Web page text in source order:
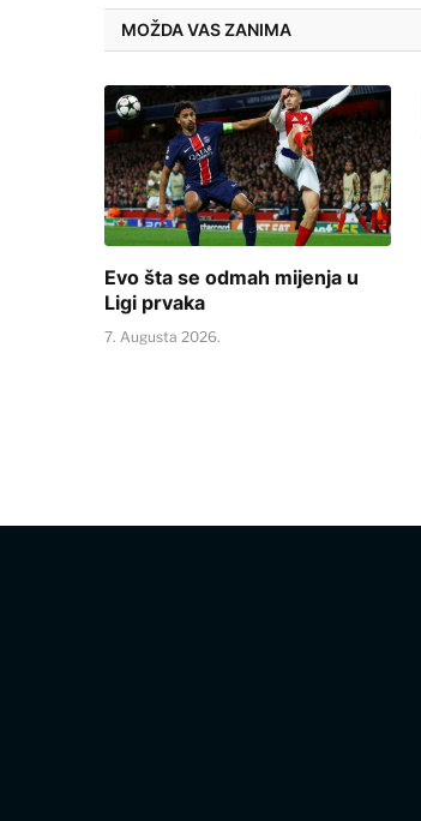
MOŽDA VAS ZANIMA
Evo šta se odmah mijenja u
Ligi prvaka
7. Augusta 2026.